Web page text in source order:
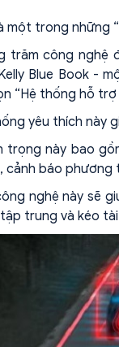
trong những
trăm công nghệ
Blue Book -
“Hệ thống hỗ trợ
yêu thích này
trọng này bao
cảnh báo
nghệ này sẽ
trung và kéo